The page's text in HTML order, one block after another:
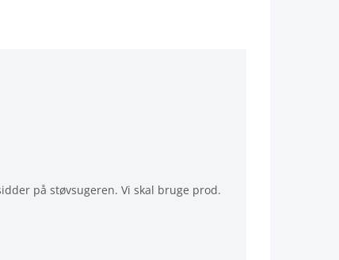
på støvsugeren. Vi skal bruge prod.